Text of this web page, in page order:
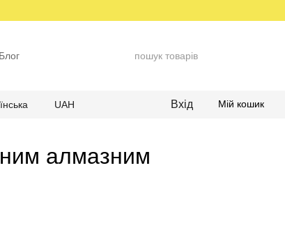
Блог
UAH Вхід Мій кошик
алмазним